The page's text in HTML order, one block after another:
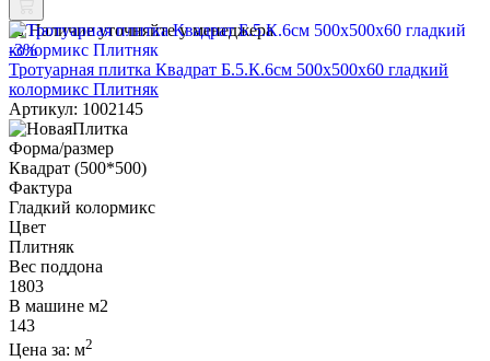
Наличие уточняйте у менеджера
-3%
Тротуарная плитка Квадрат Б.5.К.6см 500х500х60 гладкий
колормикс Плитняк
Артикул: 1002145
Форма/размер
Квадрат (500*500)
Фактура
Гладкий колормикс
Цвет
Плитняк
Вес поддона
1803
В машине м2
143
Цена за: м2